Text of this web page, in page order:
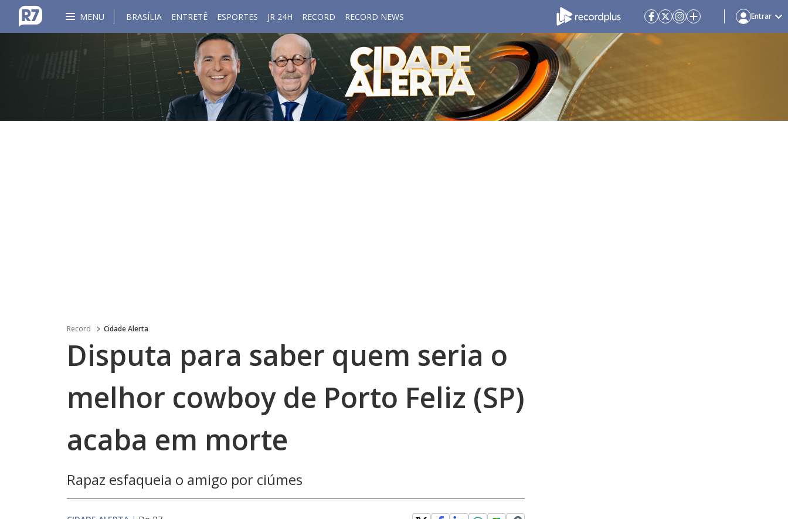
MENU BRASÍLIA ENTRETÊ ESPORTES JR 24H RECORD RECORD NEWS Entrar
Record Cidade Alerta
Disputa para saber quem seria o
melhor cowboy de Porto Feliz (SP)
acaba em morte
Rapaz esfaqueia o amigo por ciúmes